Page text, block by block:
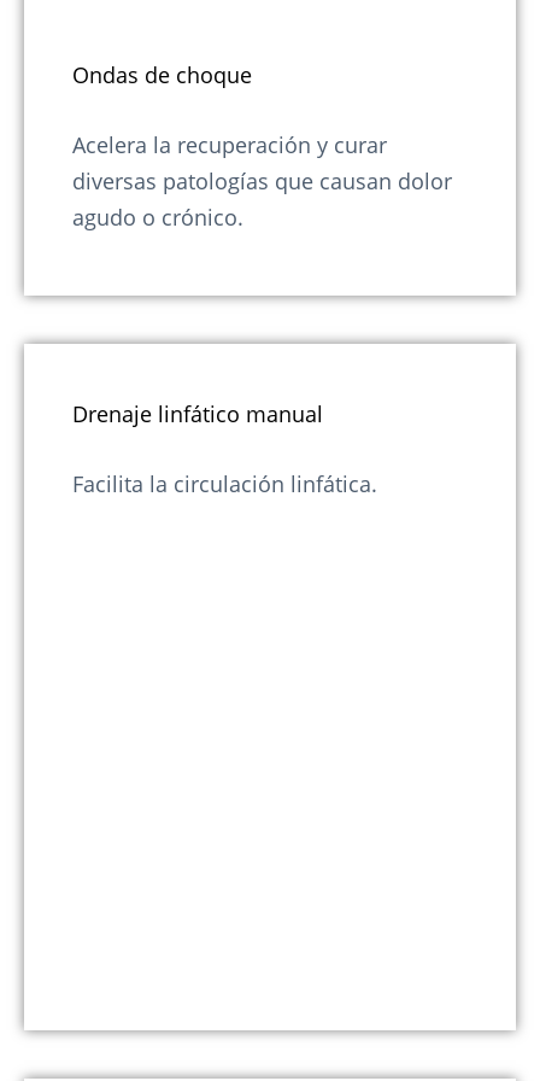
Ondas de choque
Acelera la recuperación y curar
diversas patologías que causan dolor
agudo o crónico.
Drenaje linfático manual
Facilita la circulación linfática.